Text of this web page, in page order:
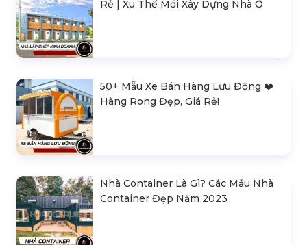
Rẻ | Xu Thế Mới Xây Dựng Nhà Ở
50+ Mẫu Xe Bán Hàng Lưu Động ❤️️
Hàng Rong Đẹp, Giá Rẻ!
Nhà Container Là Gì? Các Mẫu Nhà
Container Đẹp Năm 2023